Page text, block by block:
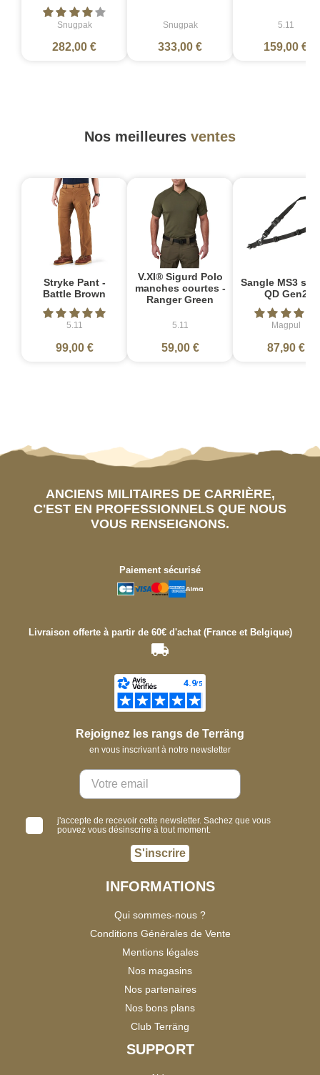
Snugpak
282,00 €
Snugpak
333,00 €
5.11
159,00 €
Nos meilleures ventes
Stryke Pant -
Battle Brown
5.11
99,00 €
V.XI® Sigurd Polo
manches courtes -
Ranger Green
5.11
59,00 €
Sangle MS3
QD Gen2
Magpul
87,90 €
ANCIENS MILITAIRES DE CARRIÈRE,
C'EST EN PROFESSIONNELS QUE NOUS
VOUS RENSEIGNONS.
Paiement sécurisé
Livraison offerte à partir de 60€ d'achat (France et Belgique)
Rejoignez les rangs de Terräng
en vous inscrivant à notre newsletter
j'accepte de recevoir cette newsletter. Sachez que vous
pouvez vous désinscrire à tout moment.
S'inscrire
INFORMATIONS
Qui sommes-nous ?
Conditions Générales de Vente
Mentions légales
Nos magasins
Nos partenaires
Nos bons plans
Club Terräng
SUPPORT